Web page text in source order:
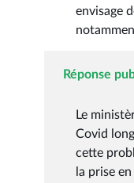
envisage
Réponse
Le
Covid
cette
la prise